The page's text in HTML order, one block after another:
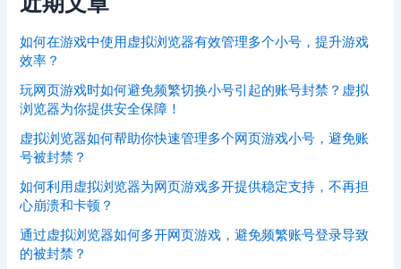
如何在游戏中使用虚拟浏览器有效管理多个小号，提升游戏
效率？
玩网页游戏时如何避免频繁切换小号引起的账号封禁？虚拟
浏览器为你提供安全保障！
虚拟浏览器如何帮助你快速管理多个网页游戏小号，避免账
号被封禁？
如何利用虚拟浏览器为网页游戏多开提供稳定支持，不再担
心崩溃和卡顿？
通过虚拟浏览器如何多开网页游戏，避免频繁账号登录导致
的被封禁？